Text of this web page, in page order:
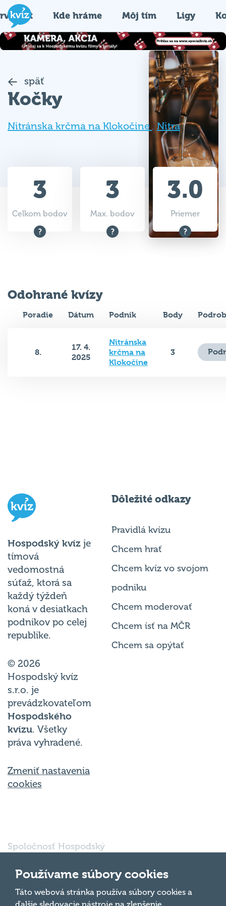
Kde hráme Môj tím Ligy
späť
Kočky
Nitránska krčma na Klokočine , Nitra
3
Celkom bodov
3
Max. bodov
3.0
Priemer
Odohrané kvízy
Poradie Dátum Podnik Body
8.
17. 4.
2025
Nitránska
krčma na
Klokočine
3
Hospodský kvíz je
tímová
vedomostná
súťaž, ktorá sa
každý týždeň
koná v desiatkach
podnikov po celej
republike.
© 2026
Hospodský kvíz
s.r.o. je
prevádzkovateľom
Hospodského
kvízu. Všetky
práva vyhradené.
Zmeniť nastavenia
cookies
Dôležité odkazy
Pravidlá kvízu
Chcem hrať
Chcem kvíz vo svojom
podniku
Chcem moderovať
Chcem ísť na MČR
Chcem sa opýtať
Spoločnosť Hospodský
sídlom Svätoplukova
16791/30, Bratislava
821 08, IČO: 56 763
697 je vedená pod
Používame súbory cookies
Táto webová stránka používa súbory cookies a